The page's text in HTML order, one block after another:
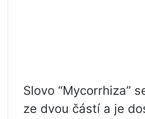
Slovo “Mycorrhiza”
ze dvou částí a je